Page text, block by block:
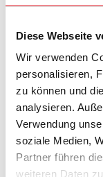
Diese Webseite
Wir verwenden
personalisieren,
zu können und
analysieren.
Verwendung
soziale Medien,
Partner führen
weiteren Daten
Необхідні
Для заявника
отримати
закордонний
свідоцтво
його заміняє)